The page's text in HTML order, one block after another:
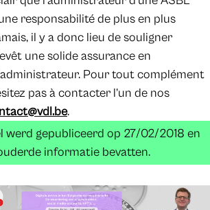
responsabilité de plus en plus
il y a donc lieu de souligner
une solide assurance en
Pour tout complément
pas à contacter l’un de nos
.
werd gepubliceerd op 27/02/2018 en
informatie bevatten.